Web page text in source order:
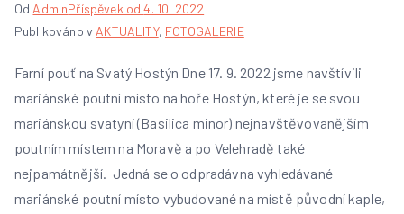
Od AdminPříspěvek od4. 10. 2022
Publikováno v AKTUALITY, FOTOGALERIE
Farní pouť na Svatý Hostýn Dne 17. 9. 2022 jsme navštívili
mariánské poutní místo na hoře Hostýn, které je se svou
mariánskou svatyní (Basilica minor) nejnavštěvovanějším
poutním místem na Moravě a po Velehradě také
nejpamátnější. Jedná se o odpradávna vyhledávané
mariánské poutní místo vybudované na místě původní kaple,